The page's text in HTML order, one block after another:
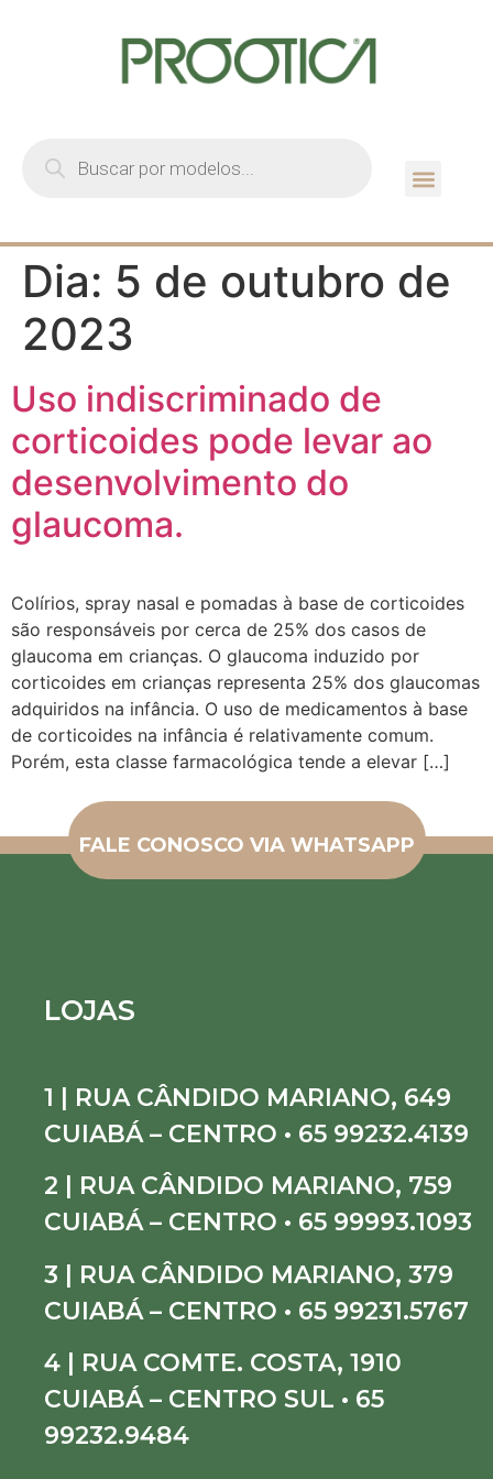
Dia: 5 de outubro de
2023
Uso indiscriminado de
corticoides pode levar ao
desenvolvimento do
glaucoma.
Colírios, spray nasal e pomadas à base de corticoides
são responsáveis por cerca de 25% dos casos de
glaucoma em crianças. O glaucoma induzido por
corticoides em crianças representa 25% dos glaucomas
adquiridos na infância. O uso de medicamentos à base
de corticoides na infância é relativamente comum.
Porém, esta classe farmacológica tende a elevar […]
FALE CONOSCO VIA WHATSAPP
LOJAS
1 | RUA CÂNDIDO MARIANO, 649
CUIABÁ – CENTRO • 65 99232.4139
2 | RUA CÂNDIDO MARIANO, 759
CUIABÁ – CENTRO • 65 99993.1093
3 | RUA CÂNDIDO MARIANO, 379
CUIABÁ – CENTRO • 65 99231.5767
4 | RUA COMTE. COSTA, 1910
CUIABÁ – CENTRO SUL • 65
99232.9484